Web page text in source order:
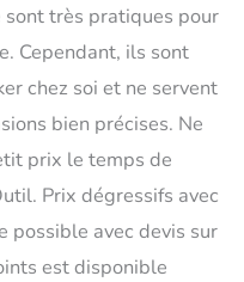
sont très pratiques pour
Cependant, ils sont
chez soi et ne servent
bien précises. Ne
prix le temps de
Prix dégressifs avec
possible avec devis sur
est disponible